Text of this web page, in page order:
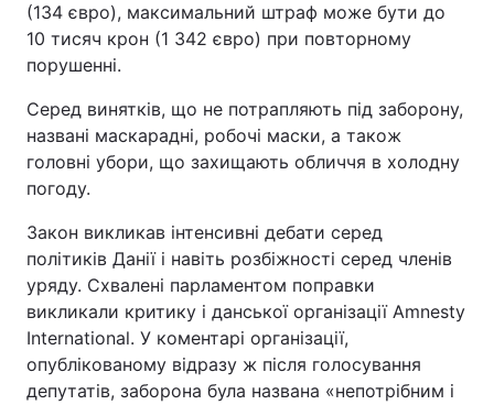
(134 євро), максимальний штраф може бути до
10 тисяч крон (1 342 євро) при повторному
порушенні.
Серед винятків, що не потрапляють під заборону,
названі маскарадні, робочі маски, а також
головні убори, що захищають обличчя в холодну
погоду.
Закон викликав інтенсивні дебати серед
політиків Данії і навіть розбіжності серед членів
уряду. Схвалені парламентом поправки
викликали критику і данської організації Amnesty
International. У коментарі організації,
опублікованому відразу ж після голосування
депутатів, заборона була названа «непотрібним і